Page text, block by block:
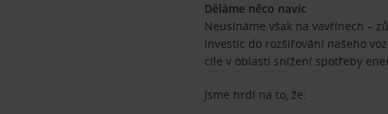
Děláme něco navíc
Neusínáme však na vavřínech –
investic do rozšiřování našeho
cíle v oblasti snížení spotřeby
Jsme hrdí na to, že: